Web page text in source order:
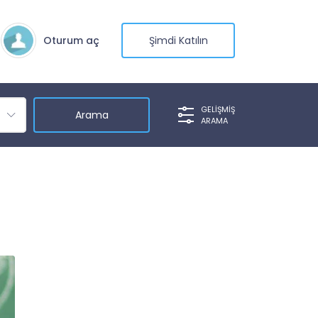
Oturum aç Şimdi Katılın
GELIŞMIŞ
ARAMA